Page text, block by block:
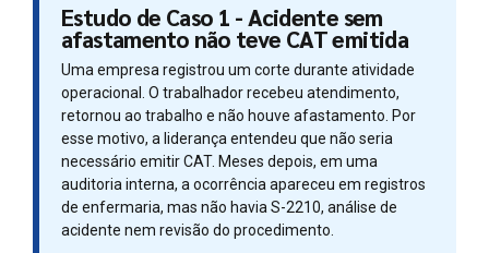
Estudo de Caso 1 - Acidente sem
afastamento não teve CAT emitida
Uma empresa registrou um corte durante atividade
operacional. O trabalhador recebeu atendimento,
retornou ao trabalho e não houve afastamento. Por
esse motivo, a liderança entendeu que não seria
necessário emitir CAT. Meses depois, em uma
auditoria interna, a ocorrência apareceu em registros
de enfermaria, mas não havia S-2210, análise de
acidente nem revisão do procedimento.